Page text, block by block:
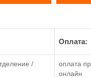
Оплата:
/
оплата
онлайн